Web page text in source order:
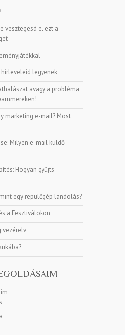
vesztegesd el ezt a
hírleveleid legyenek
avagy a probléma
marketing e-mail? Most
Milyen e-mail küldő
Hogyan gyűjts
egy repülőgép landolás?
a Fesztiválokon
vezérelv